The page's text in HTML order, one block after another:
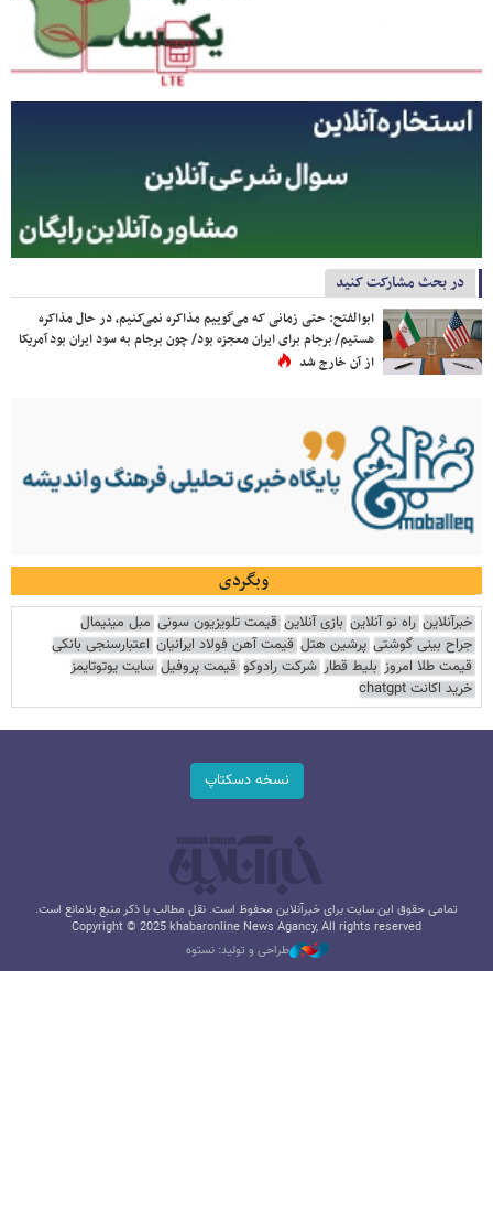
در بحث مشارکت کنید
ابوالفتح: حتی زمانی که می‌گوییم مذاکره نمی‌کنیم، در حال مذاکره
هستیم/ برجام برای ایران معجزه بود/ چون برجام به سود ایران بود آمریکا
از آن خارج شد
وبگردی
خبرآنلاین راه نو آنلاین بازی آنلاین قیمت تلویزیون سونی مبل مینیمال
جراح بینی گوشتی پرشین هتل قیمت آهن فولاد ایرانیان اعتبارسنجی بانکی
قیمت طلا امروز بلیط قطار شرکت رادوکو قیمت پروفیل سایت یوتوتایمز
خرید اکانت chatgpt
نسخه دسکتاپ
تمامی حقوق این سایت برای خبرآنلاین محفوظ است. نقل مطالب با ذکر منبع بلامانع است.
Copyright © 2025 khabaronline News Agancy, All rights reserved
طراحی و تولید: نستوه